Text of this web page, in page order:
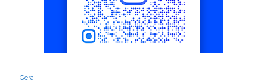
Geral